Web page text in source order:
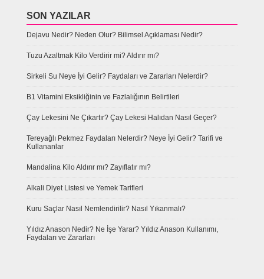
SON YAZILAR
Dejavu Nedir? Neden Olur? Bilimsel Açıklaması Nedir?
Tuzu Azaltmak Kilo Verdirir mi? Aldırır mı?
Sirkeli Su Neye İyi Gelir? Faydaları ve Zararları Nelerdir?
B1 Vitamini Eksikliğinin ve Fazlalığının Belirtileri
Çay Lekesini Ne Çıkartır? Çay Lekesi Halıdan Nasıl Geçer?
Tereyağlı Pekmez Faydaları Nelerdir? Neye İyi Gelir? Tarifi ve
Kullananlar
Mandalina Kilo Aldırır mı? Zayıflatır mı?
Alkali Diyet Listesi ve Yemek Tarifleri
Kuru Saçlar Nasıl Nemlendirilir? Nasıl Yıkanmalı?
Yıldız Anason Nedir? Ne İşe Yarar? Yıldız Anason Kullanımı,
Faydaları ve Zararları